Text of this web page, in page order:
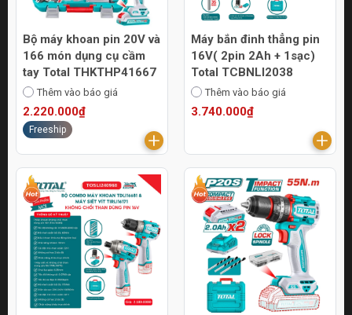
Bộ máy khoan pin 20V và
166 món dụng cụ cầm
tay Total THKTHP41667
Thêm vào báo giá
2.220.000₫
Freeship
Máy bắn đinh thẳng pin
16V( 2pin 2Ah + 1sạc)
Total TCBNLI2038
Thêm vào báo giá
3.740.000₫